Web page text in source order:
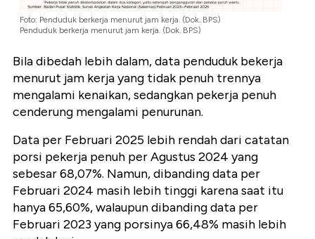
Foto: Penduduk berkerja menurut jam kerja. (Dok. BPS)
Penduduk berkerja menurut jam kerja. (Dok. BPS)
Bila dibedah lebih dalam, data penduduk bekerja
menurut jam kerja yang tidak penuh trennya
mengalami kenaikan, sedangkan pekerja penuh
cenderung mengalami penurunan.
Data per Februari 2025 lebih rendah dari catatan
porsi pekerja penuh per Agustus 2024 yang
sebesar 68,07%. Namun, dibanding data per
Februari 2024 masih lebih tinggi karena saat itu
hanya 65,60%, walaupun dibanding data per
Februari 2023 yang porsinya 66,48% masih lebih